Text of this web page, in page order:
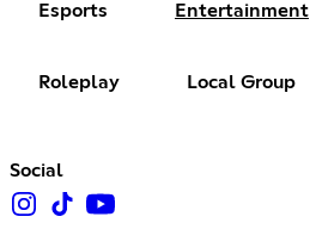
Esports Entertainment
Roleplay Local Group
Social